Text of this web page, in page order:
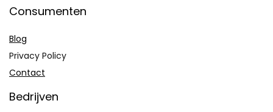
Consumenten
Blog
Privacy Policy
Contact
Bedrijven